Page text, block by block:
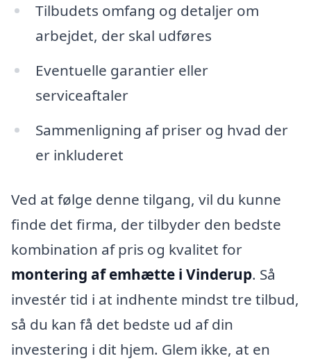
Tilbudets omfang og detaljer om
arbejdet, der skal udføres
Eventuelle garantier eller
serviceaftaler
Sammenligning af priser og hvad der
er inkluderet
Ved at følge denne tilgang, vil du kunne
finde det firma, der tilbyder den bedste
kombination af pris og kvalitet for
montering af emhætte i Vinderup. Så
investér tid i at indhente mindst tre tilbud,
så du kan få det bedste ud af din
investering i dit hjem. Glem ikke, at en